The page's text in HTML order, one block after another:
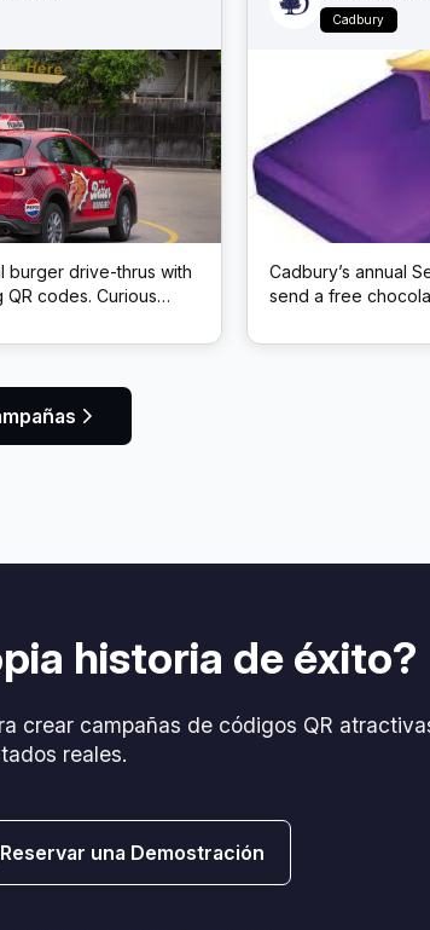
burger drive-thrus with
codes. Curious
enticing them to
Cadbury
Cadbury’s annual
send a free
choose a Cadbury
historia de éxito?
crear campañas de códigos QR
reales.
Reservar una Demostración